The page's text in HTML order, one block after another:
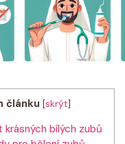
článku [skrýt]
krásných bílých zubů